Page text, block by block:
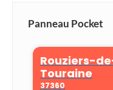
Panneau Pocket